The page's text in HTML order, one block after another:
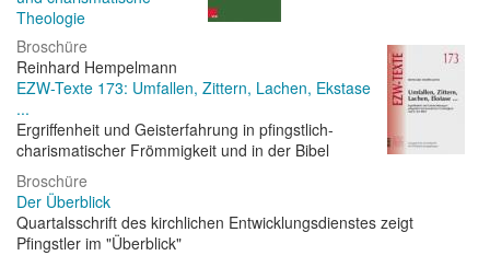
Theologie
Broschüre
Reinhard Hempelmann
EZW-Texte 173: Umfallen, Zittern, Lachen, Ekstase
...
Ergriffenheit und Geisterfahrung in pfingstlich-
charismatischer Frömmigkeit und in der Bibel
Broschüre
Der Überblick
Quartalsschrift des kirchlichen Entwicklungsdienstes zeigt
Pfingstler im "Überblick"